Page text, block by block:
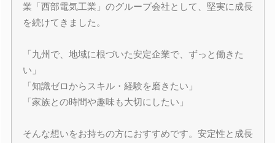
業「西部電気工業」のグループ会社として、堅実に成長
を続けてきました。
「九州で、地域に根づいた安定企業で、ずっと働きた
い」
「知識ゼロからスキル・経験を磨きたい」
「家族との時間や趣味も大切にしたい」
そんな想いをお持ちの方におすすめです。安定性と成長